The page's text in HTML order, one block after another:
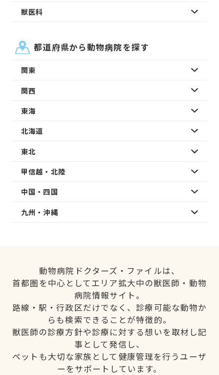
獣医科
都道府県から動物病院を探す
関東
関西
東海
北海道
東北
甲信越・北陸
中国・四国
九州・沖縄
動物病院ドクターズ・ファイルは、
首都圏を中心としてエリア拡大中の獣医師・動物
病院情報サイト。
路線・駅・行政区だけでなく、診療可能な動物か
らも検索できることが特徴的。
獣医師の診療方針や診療に対する想いを取材し記
事として発信し、
ペットも大切な家族として健康管理を行うユーザ
ーをサポートしています。